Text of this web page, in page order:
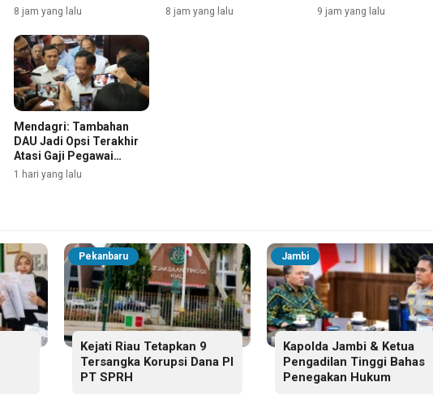
8 jam yang lalu 8 jam yang lalu
Triliun
9 jam yang lalu
Mendagri: Tambahan
DAU Jadi Opsi Terakhir
Atasi Gaji Pegawai
Pemda
1 hari yang lalu
Pekanbaru
Kejati Riau Tetapkan 9
Tersangka Korupsi Dana PI
PT SPRH
Jambi
Kapolda Jambi & Ketua
Pengadilan Tinggi Bahas
Penegakan Hukum